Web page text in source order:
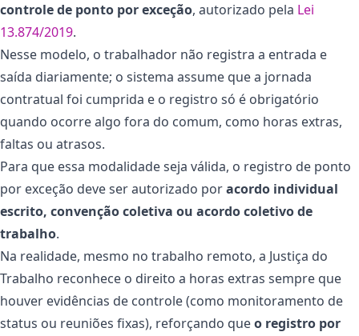
controle de ponto por exceção, autorizado pela Lei
13.874/2019.
Nesse modelo, o trabalhador não registra a entrada e
saída diariamente; o sistema assume que a jornada
contratual foi cumprida e o registro só é obrigatório
quando ocorre algo fora do comum, como horas extras,
faltas ou atrasos.
Para que essa modalidade seja válida, o registro de ponto
por exceção deve ser autorizado poracordo individual
escrito, convenção coletiva ou acordo coletivo de
trabalho.
Na realidade, mesmo no trabalho remoto, a Justiça do
Trabalho reconhece o direito a horas extras sempre que
houver evidências de controle (como monitoramento de
status ou reuniões fixas), reforçando queo registro por